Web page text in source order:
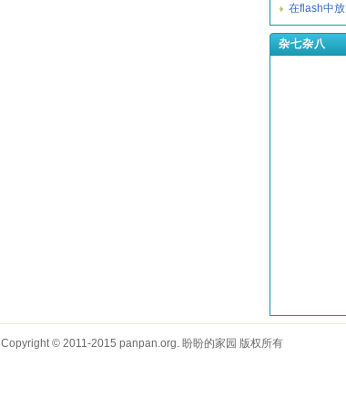
在flash中
杂七杂八
Copyright © 2011-2015 panpan.org. 盼盼的家园 版权所有